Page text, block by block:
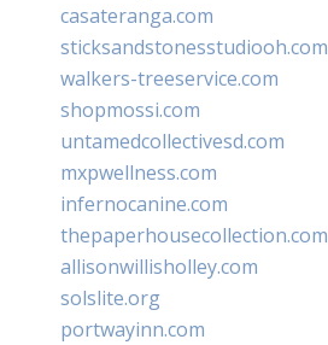
casateranga.com
sticksandstonesstudiooh.com
walkers-treeservice.com
shopmossi.com
untamedcollectivesd.com
mxpwellness.com
infernocanine.com
thepaperhousecollection.com
allisonwillisholley.com
solslite.org
portwayinn.com